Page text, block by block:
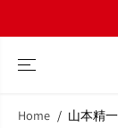
Home 山本精